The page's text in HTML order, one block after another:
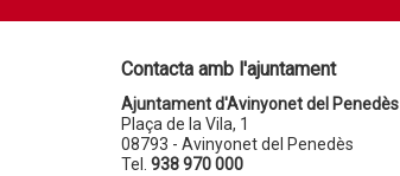
Contacta amb l'ajuntament
Ajuntament d'Avinyonet del Penedès
Plaça de la Vila, 1
08793 - Avinyonet del Penedès
Tel. 938 970 000